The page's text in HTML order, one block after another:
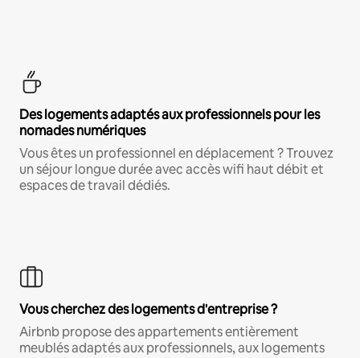
Des logements adaptés aux professionnels pour les
nomades numériques
Vous êtes un professionnel en déplacement ? Trouvez
un séjour longue durée avec accès wifi haut débit et
espaces de travail dédiés.
Vous cherchez des logements d'entreprise ?
Airbnb propose des appartements entièrement
meublés adaptés aux professionnels, aux logements